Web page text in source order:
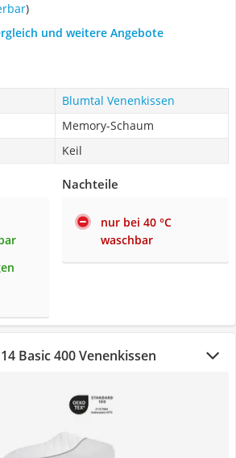
)
und weitere Angebote
Blumtal Venenkissen
Memory-Schaum
Keil
Nachteile
nur bei 40 °C
waschbar
Basic 400 Venenkissen